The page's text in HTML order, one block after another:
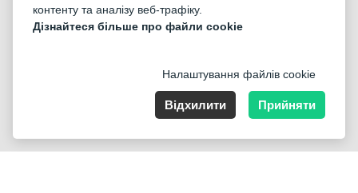
©2026 «Mticket Sp. z o.o.» Всі права захищені
контенту та аналізу веб-трафіку.
Дізнайтеся більше про файли cookie
Налаштування файлів cookie
Відхилити Прийняти